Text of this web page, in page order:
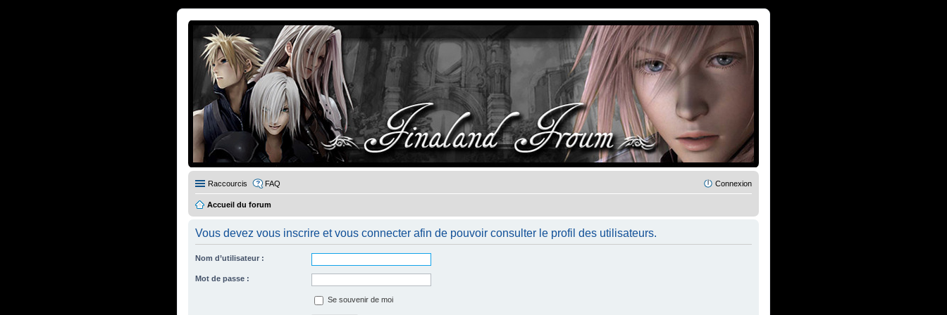
Raccourcis FAQ Connexion
Accueil du forum
Vous devez vous inscrire et vous connecter afin de pouvoir consulter le profil des utilisateurs.
Nom d’utilisateur :
Mot de passe :
Se souvenir de moi